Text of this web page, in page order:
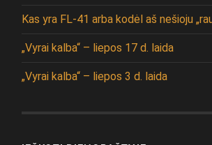
Kas yra FL-41 arba kodėl aš nešioju
„Vyrai kalba“ – liepos 17 d. laida
„Vyrai kalba“ – liepos 3 d. laida